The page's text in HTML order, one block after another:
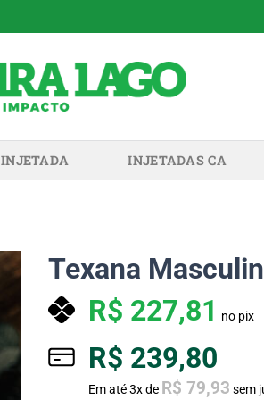
INJETADA INJETADAS CA
Texana
R$ 227,81 no pix
R$ 239,80
Em até3x de R$ 79,93 sem